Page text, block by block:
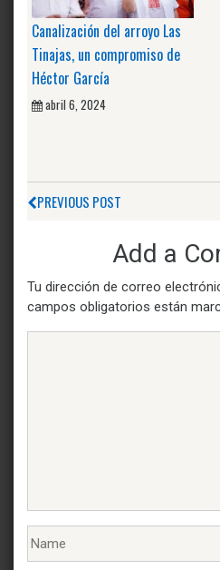
Canalización del arroyo Las
Tinajas, un compromiso de
Héctor García
abril 6, 2024
PREVIOUS POST
Add a
Tu dirección de correo
campos obligatorios están